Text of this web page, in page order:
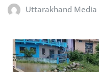
Uttarakhand Media